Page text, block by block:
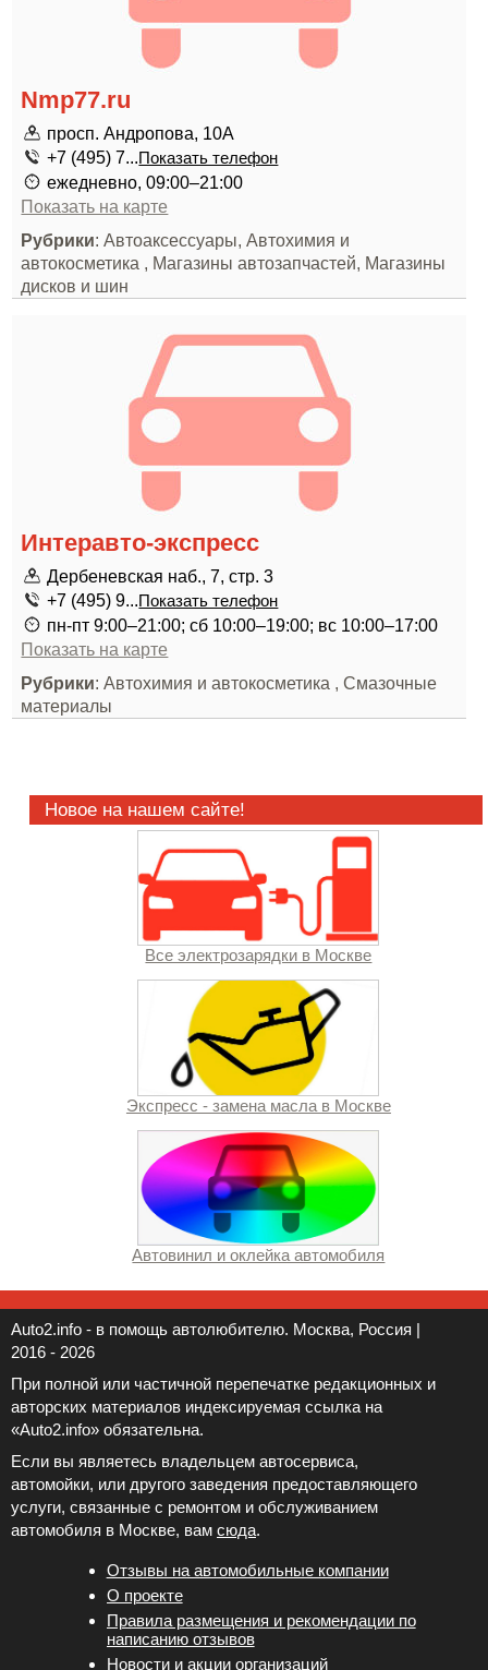
Nmp77.ru
просп. Андропова, 10А
+7 (495) 7...Показать телефон
ежедневно, 09:00–21:00
Показать на карте
Рубрики: Автоаксессуары, Автохимия и
автокосметика , Магазины автозапчастей, Магазины
дисков и шин
Интеравто-экспресс
Дербеневская наб., 7, стр. 3
+7 (495) 9...Показать телефон
пн-пт 9:00–21:00; сб 10:00–19:00; вс 10:00–17:00
Показать на карте
Рубрики: Автохимия и автокосметика , Смазочные
материалы
Новое на нашем сайте!
Все электрозарядки в Москве
Экспресс - замена масла в Москве
Автовинил и оклейка автомобиля
Auto2.info - в помощь автолюбителю. Москва, Россия |
2016 - 2026
При полной или частичной перепечатке редакционных и
авторских материалов индексируемая ссылка на
«Auto2.info» обязательна.
Если вы являетесь владельцем автосервиса,
автомойки, или другого заведения предоставляющего
услуги, связанные с ремонтом и обслуживанием
автомобиля в Москве, вам сюда.
Отзывы на автомобильные компании
Новости и акции организаций